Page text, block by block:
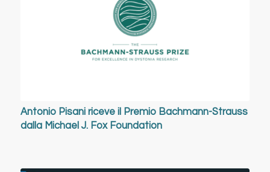
Antonio Pisani riceve il Premio Bachmann-Strauss
dalla Michael J. Fox Foundation